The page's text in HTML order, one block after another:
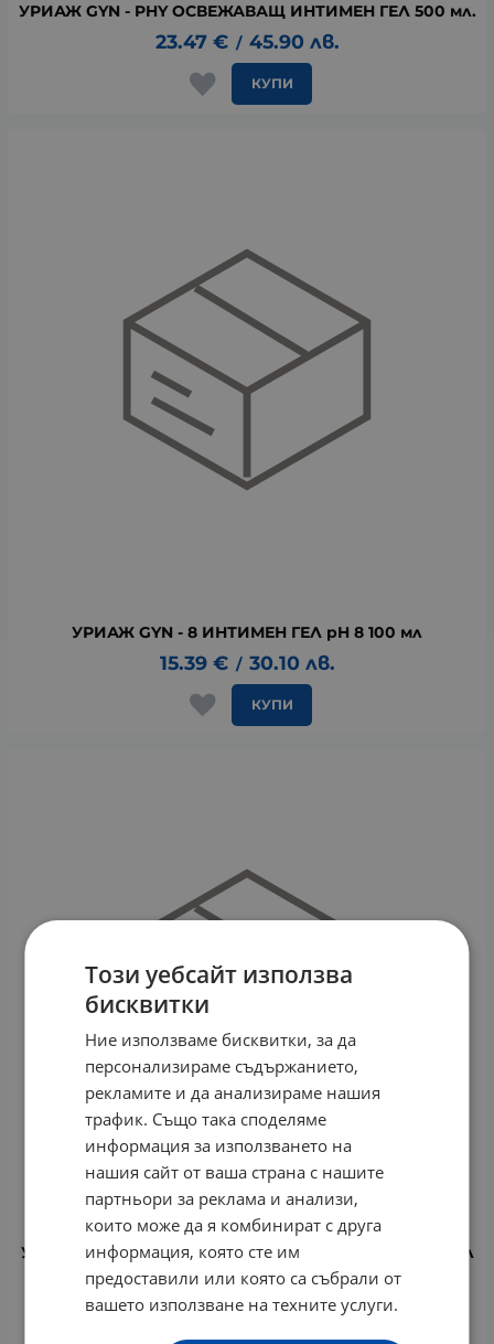
УРИАЖ GYN - PHY ОСВЕЖАВАЩ ИНТИМЕН ГЕЛ 500 мл.
23.47 € / 45.90 лв.
КУПИ
УРИАЖ GYN - 8 ИНТИМЕН ГЕЛ pH 8 100 мл
15.39 € / 30.10 лв.
КУПИ
УРИАЖ GYN - PHY ИНТИМЕН ОСВЕЖАВАЩ ГЕЛ 200 мл
16.32 € / 31.92 лв.
Този уебсайт използва
бисквитки
Ние използваме бисквитки, за да
персонализираме съдържанието,
рекламите и да анализираме нашия
трафик. Също така споделяме
информация за използването на
нашия сайт от ваша страна с нашите
партньори за реклама и анализи,
които може да я комбинират с друга
информация, която сте им
предоставили или която са събрали от
вашето използване на техните услуги.